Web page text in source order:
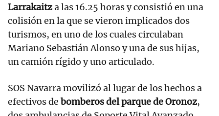
Larrakaitza las 16.25 horas y consistió en una
colisión en la que se vieron implicados dos
turismos, en uno de los cuales circulaban
Mariano Sebastián Alonso y una de sus hijas,
un camión rígido y uno articulado.
SOS Navarra movilizó al lugar de los hechos a
efectivos de bomberos del parque de Oronoz,